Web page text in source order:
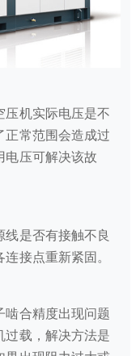
压机实际电压是不
正常范围会造成过
电压可解决该故
是否有接触不良
接点重新紧固。
啮合精度出现问题
过载，解决方法是